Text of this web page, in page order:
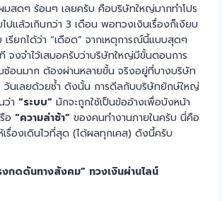
มสดๆ ร้อนๆ เลยครับ คือบริษัทใหญ่มากทำโปร
ปแล้วเกินกว่า 3 เดือน พอทวงเงินเรื่องก็เงียบ
เรียกได้ว่า “เดือด” จากเหตุการณ์นี้แบบสุดๆ
ที จงจำไว้เสมอครับว่าบริษัทใหญ่มีขั้นตอนการ
ซ้อนมาก ต้องผ่านหลายขั้น จริงอยู่ที่บางบริษัท
นเลยด้วยซ้ำ ดังนั้น การดีลกับบริษัทยักษ์ใหญ่
ว่า “ระบบ” มักจะถูกใช้เป็นข้ออ้างเพื่อบังหน้า
อ “ความล่าช้า” ของคนทำงานภายในครับ นี่คือ
เรื่องเดินไวที่สุด (ได้ผลทุกเคส) ดังนี้ครับ
งกดดันทางสังคม” ทวงเงินผ่านไลน์